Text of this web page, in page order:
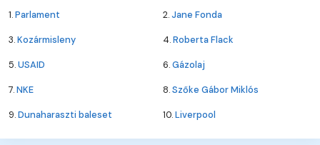
1.Parlament 2.Jane Fonda
3.Kozármisleny 4.Roberta Flack
5.USAID 6.Gázolaj
7.NKE 8.Szőke Gábor Miklós
9.Dunaharaszti baleset 10.Liverpool